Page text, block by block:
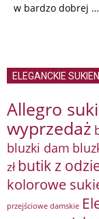
w bardzo dobrej …
ELEGANCKIE
Allegro
wyprzedaż
bluzki dam
zł butik z
kolorowe
przejściowe damskie